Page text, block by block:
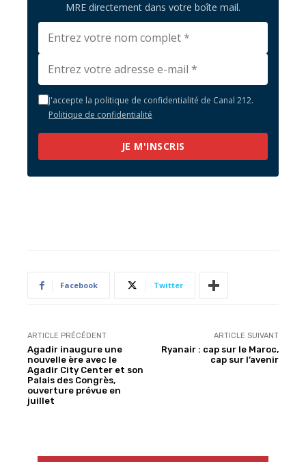
MRE directement dans votre boîte mail.
J'accepte la politique de confidentialité de Canal 212.
Politique de confidentialité
JE M'INSCRIS
Facebook Twitter
ARTICLE PRÉCÉDENT
Agadir inaugure une
nouvelle ère avec le
Agadir City Center et son
Palais des Congrès,
ouverture prévue en
juillet
ARTICLE SUIVANT
Ryanair : cap sur le Maroc,
cap sur l’avenir